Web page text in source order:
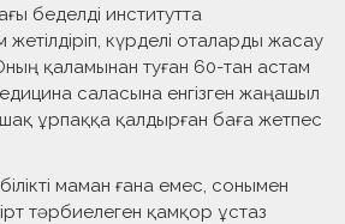
беделді институтта
жетілдіріп, күрделі оталарды жасау
қаламынан туған 60-тан астам
саласына енгізген жаңашыл
ұрпаққа қалдырған баға жетпес
маман ғана емес, сонымен
тәрбиелеген қамқор ұстаз